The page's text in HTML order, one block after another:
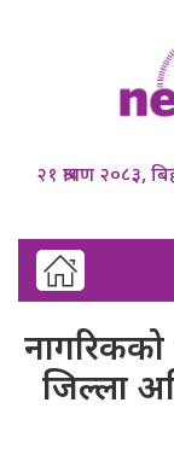
२१ श्रावण
नागरिकको
जिल्ला